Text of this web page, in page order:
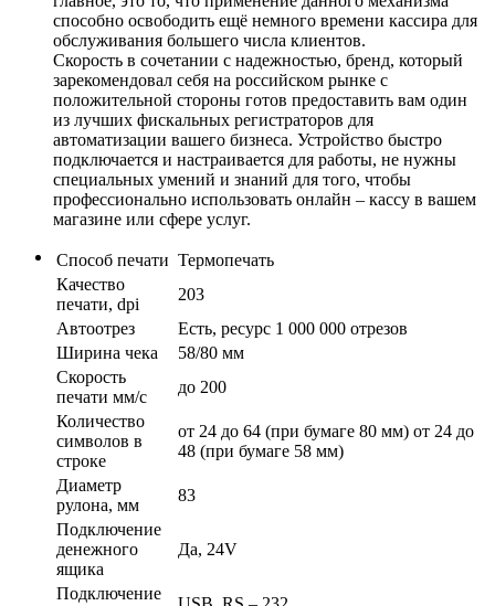
способно освободить ещё немного времени кассира для
обслуживания большего числа клиентов.
Скорость в сочетании с надежностью, бренд, который
зарекомендовал себя на российском рынке с
положительной стороны готов предоставить вам один
из лучших фискальных регистраторов для
автоматизации вашего бизнеса. Устройство быстро
подключается и настраивается для работы, не нужны
специальных умений и знаний для того, чтобы
профессионально использовать онлайн – кассу в вашем
магазине или сфере услуг.
Способ печати Термопечать
Качество
печати, dpi
203
Автоотрез
Есть, ресурс 1 000 000 отрезов
Ширина чека
58/80 мм
Скорость
печати мм/с
до 200
Количество
символов в
строке
от 24 до 64 (при бумаге 80 мм) от 24 до
48 (при бумаге 58 мм)
Диаметр
рулона, мм
83
Подключение
денежного
ящика
Да, 24V
Подключение